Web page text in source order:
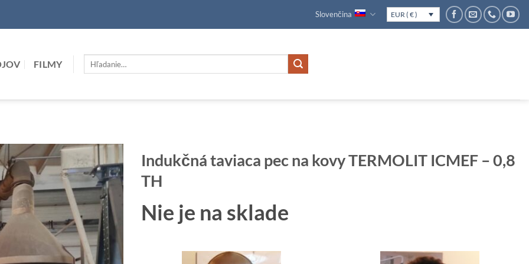
Slovenčina EUR ( € )
FILMY Hľadať:
Indukčná taviaca pec na kovy TERMOLIT ICMEF – 0,8
TH
Nie je na sklade